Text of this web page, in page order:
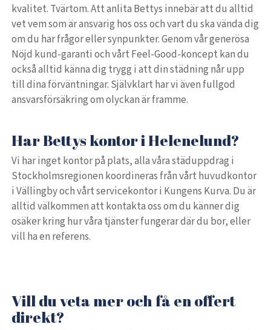
kvalitet. Tvärtom. Att anlita Bettys innebär att du alltid
vet vem som är ansvarig hos oss och vart du ska vända dig
om du har frågor eller synpunkter. Genom vår generösa
Nöjd kund-garanti och vårt Feel-Good-koncept kan du
också alltid känna dig trygg i att din städning når upp
till dina förväntningar. Självklart har vi även fullgod
ansvarsförsäkring om olyckan är framme.
Har Bettys kontor i Helenelund?
Vi har inget kontor på plats, alla våra städuppdrag i
Stockholmsregionen koordineras från vårt huvudkontor
i Vällingby och vårt servicekontor i Kungens Kurva. Du är
alltid välkommen att kontakta oss om du känner dig
osäker kring hur våra tjänster fungerar där du bor, eller
vill ha en referens.
Vill du veta mer och få en offert
direkt?